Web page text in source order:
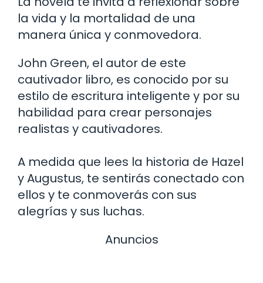
la vida y la mortalidad de una
manera única y conmovedora.
John Green, el autor de este
cautivador libro, es conocido por su
estilo de escritura inteligente y por su
habilidad para crear personajes
realistas y cautivadores.
A medida que lees la historia de Hazel
y Augustus, te sentirás conectado con
ellos y te conmoverás con sus
alegrías y sus luchas.
Anuncios